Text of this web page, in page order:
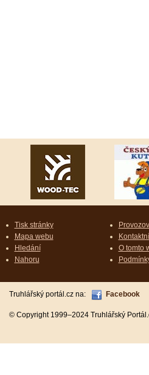
Tisk stránky
Mapa webu
Hledání
Nahoru
O tomto
Truhlářský portál.cz na: Facebook
© Copyright 1999–2024 Truhlářský